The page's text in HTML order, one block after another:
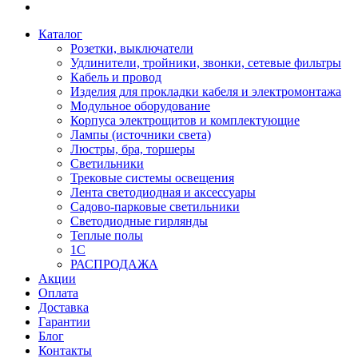
Каталог
Розетки, выключатели
Удлинители, тройники, звонки, сетевые фильтры
Кабель и провод
Изделия для прокладки кабеля и электромонтажа
Модульное оборудование
Корпуса электрощитов и комплектующие
Лампы (источники света)
Люстры, бра, торшеры
Светильники
Трековые системы освещения
Лента светодиодная и аксессуары
Садово-парковые светильники
Светодиодные гирлянды
Теплые полы
1С
РАСПРОДАЖА
Акции
Оплата
Доставка
Гарантии
Блог
Контакты